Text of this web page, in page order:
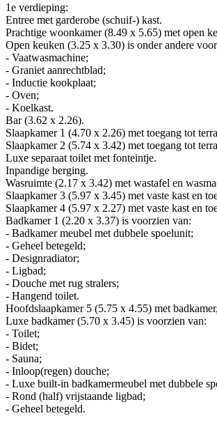
1e verdieping:
Entree met garderobe (schuif-) kast.
Prachtige woonkamer (8.49 x 5.65) met open
Open keuken (3.25 x 3.30) is onder andere
- Vaatwasmachine;
- Graniet aanrechtblad;
- Inductie kookplaat;
- Oven;
- Koelkast.
Bar (3.62 x 2.26).
Slaapkamer 1 (4.70 x 2.26) met toegang tot
Slaapkamer 2 (5.74 x 3.42) met toegang tot
Luxe separaat toilet met fonteintje.
Inpandige berging.
Wasruimte (2.17 x 3.42) met wastafel en
Slaapkamer 3 (5.97 x 3.45) met vaste kast en
Slaapkamer 4 (5.97 x 2.27) met vaste kast en
Badkamer 1 (2.20 x 3.37) is voorzien van:
- Badkamer meubel met dubbele spoelunit;
- Geheel betegeld;
- Designradiator;
- Ligbad;
- Douche met rug stralers;
- Hangend toilet.
Hoofdslaapkamer 5 (5.75 x 4.55) met
Luxe badkamer (5.70 x 3.45) is voorzien van:
- Toilet;
- Bidet;
- Sauna;
- Inloop(regen) douche;
- Luxe built-in badkamermeubel met dubbele
- Rond (half) vrijstaande ligbad;
- Geheel betegeld.